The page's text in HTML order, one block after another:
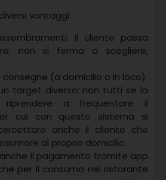
vantaggi:
il cliente passa
non si ferma a scegliere,
consegne (a domicilio o in loco)
target diverso: non tutti se la
a frequentare il
cui con questo sistema si
anche il cliente che
al proprio domicilio.
il pagamento tramite app
per il consumo nel ristorante